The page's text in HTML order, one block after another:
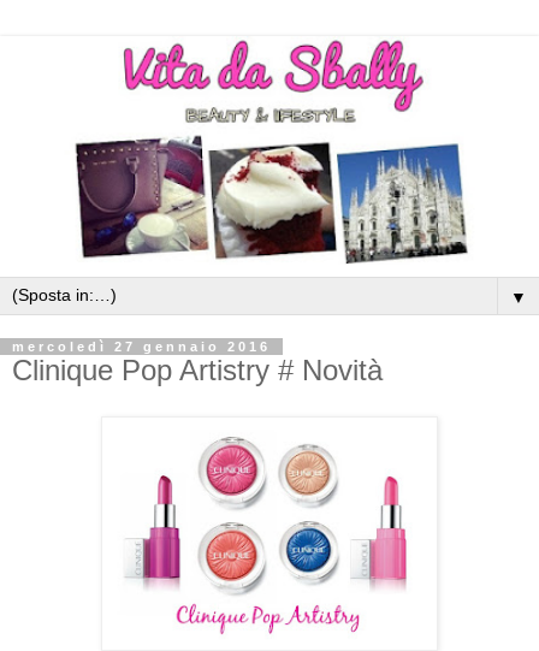
▼
mercoledì 27 gennaio 2016
Clinique Pop Artistry # Novità